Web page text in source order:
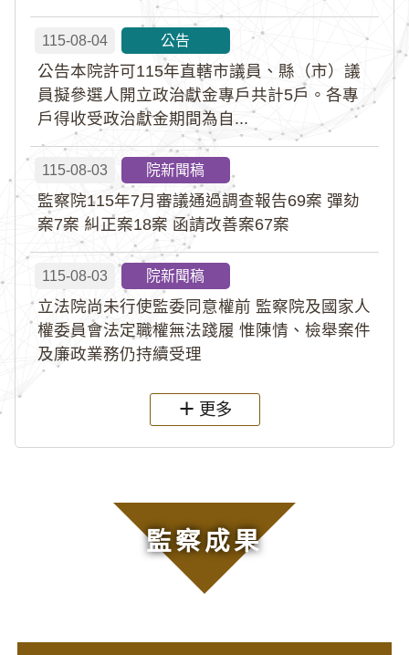
115-08-04 公告
公告本院許可115年直轄市議員、縣（市）議
員擬參選人開立政治獻金專戶共計5戶。各專
戶得收受政治獻金期間為自...
115-08-03 院新聞稿
監察院115年7月審議通過調查報告69案 彈劾
案7案 糾正案18案 函請改善案67案
115-08-03 院新聞稿
立法院尚未行使監委同意權前 監察院及國家人
權委員會法定職權無法踐履 惟陳情、檢舉案件
及廉政業務仍持續受理
更多
監察成果